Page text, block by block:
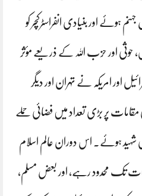
ہوئے اور بنیادی انفراسٹرکچر کو
حوثی اور حزب اللہ کے ذریعے مؤثر
اور امریکہ نے تہران اور دیگر
مقامات پر بڑی تعداد میں فضائی حملے
شہید ہوئے۔ اس دوران عالم اسلام
تک محدود رہے، اور بعض مسلم،